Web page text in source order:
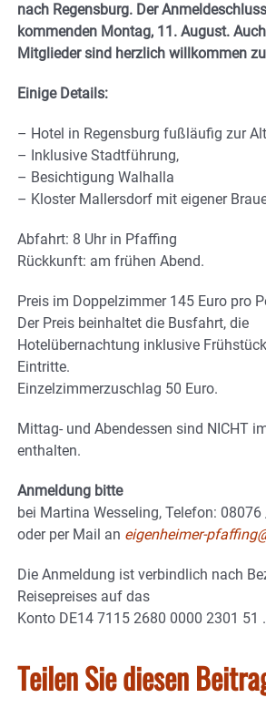
nach Regensburg. Der
kommenden Montag, 11. August.
Mitglieder sind herzlich willkommen
Einige Details:
– Hotel in Regensburg fußläufig zur
– Inklusive Stadtführung,
– Besichtigung Walhalla
– Kloster Mallersdorf mit eigener
Abfahrt: 8 Uhr in Pfaffing
Rückkunft: am frühen Abend.
Preis im Doppelzimmer 145 Euro pro
Der Preis beinhaltet die Busfahrt, die
Hotelübernachtung inklusive
Eintritte.
Einzelzimmerzuschlag 50 Euro.
Mittag- und Abendessen sind NICHT
enthalten.
Anmeldung bitte
bei Martina Wesseling, Telefon:
oder per Mail an eigenheimer-
Die Anmeldung ist verbindlich nach
Reisepreises auf das
Konto DE14 7115 2680 0000 2301 51 .
Teilen Sie diesen